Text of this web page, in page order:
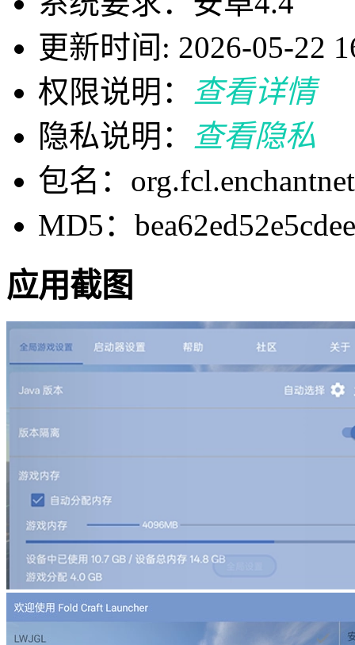
更新时间: 2026-05-22
权限说明：
查看详情
隐私说明：
查看隐私
包名：org.fcl.enchantnet
MD5：
应用截图